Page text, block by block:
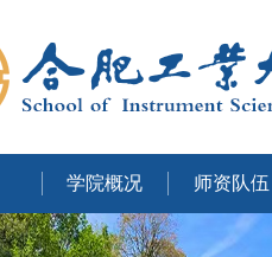
学院概况 师资队伍